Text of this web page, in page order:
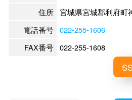
住所 宮城県宮城郡利府町
電話番号 022-255-1606
FAX番号 022-255-1608